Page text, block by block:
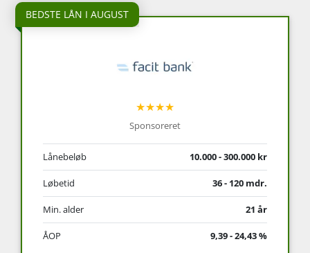
BEDSTE LÅN I AUGUST
★★★★
Sponsoreret
Lånebeløb 10.000 - 300.000 kr
Løbetid 36 - 120 mdr.
Min. alder 21 år
ÅOP 9,39 - 24,43 %